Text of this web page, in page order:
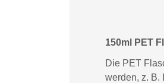
150ml PET
Die PET
werden, z. B.